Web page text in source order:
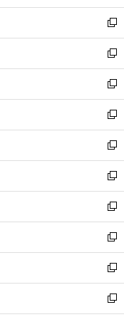
開
く
ウ
で
開
く
ン
ド
ウ
で
開
く
ウ
ィ
ン
ド
ウ
で
開
く
新
し
い
ウ
ィ
ン
ド
ウ
で
開
く
新
し
い
ウ
ィ
ン
ド
ウ
で
開
く
新
し
い
ウ
ィ
ン
ド
ウ
で
開
く
新
し
い
ウ
ィ
ン
ド
ウ
で
開
く
新
し
い
ウ
ィ
ン
ド
ウ
で
開
く
新
し
い
ウ
ィ
ン
ド
ウ
で
開
新
し
い
ウ
ィ
ン
ド
ウ
新
し
い
ウ
ィ
ン
新
し
い
ウ
新
し